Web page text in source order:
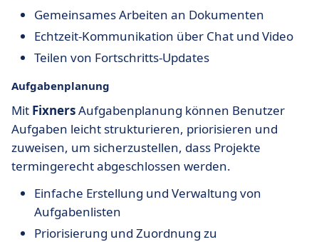
Gemeinsames Arbeiten an Dokumenten
Echtzeit-Kommunikation über Chat und Video
Teilen von Fortschritts-Updates
Aufgabenplanung
Mit FixnersAufgabenplanung können Benutzer
Aufgaben leicht strukturieren, priorisieren und
zuweisen, um sicherzustellen, dass Projekte
termingerecht abgeschlossen werden.
Einfache Erstellung und Verwaltung von
Aufgabenlisten
Priorisierung und Zuordnung zu